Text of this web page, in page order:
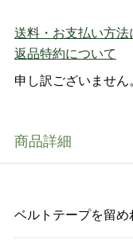
送料・お支払い方法
返品特約について
申し訳ございません
商品詳細
ベルトテープを留め